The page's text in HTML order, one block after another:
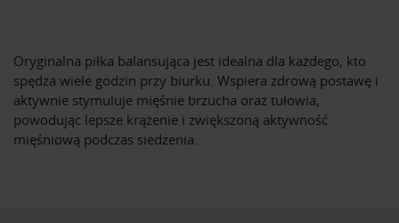
Oryginalna piłka balansująca jest idealna dla każdego, kto
spędza wiele godzin przy biurku. Wspiera zdrową postawę i
aktywnie stymuluje mięśnie brzucha oraz tułowia,
powodując lepsze krążenie i zwiększoną aktywność
mięśniową podczas siedzenia.